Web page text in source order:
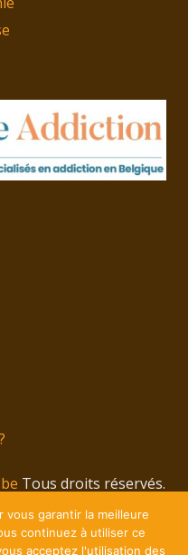
Tous droits réservés.
vos soins.
et
vous garantir la meilleure
continuez à utiliser ce
acceptez l'utilisation des